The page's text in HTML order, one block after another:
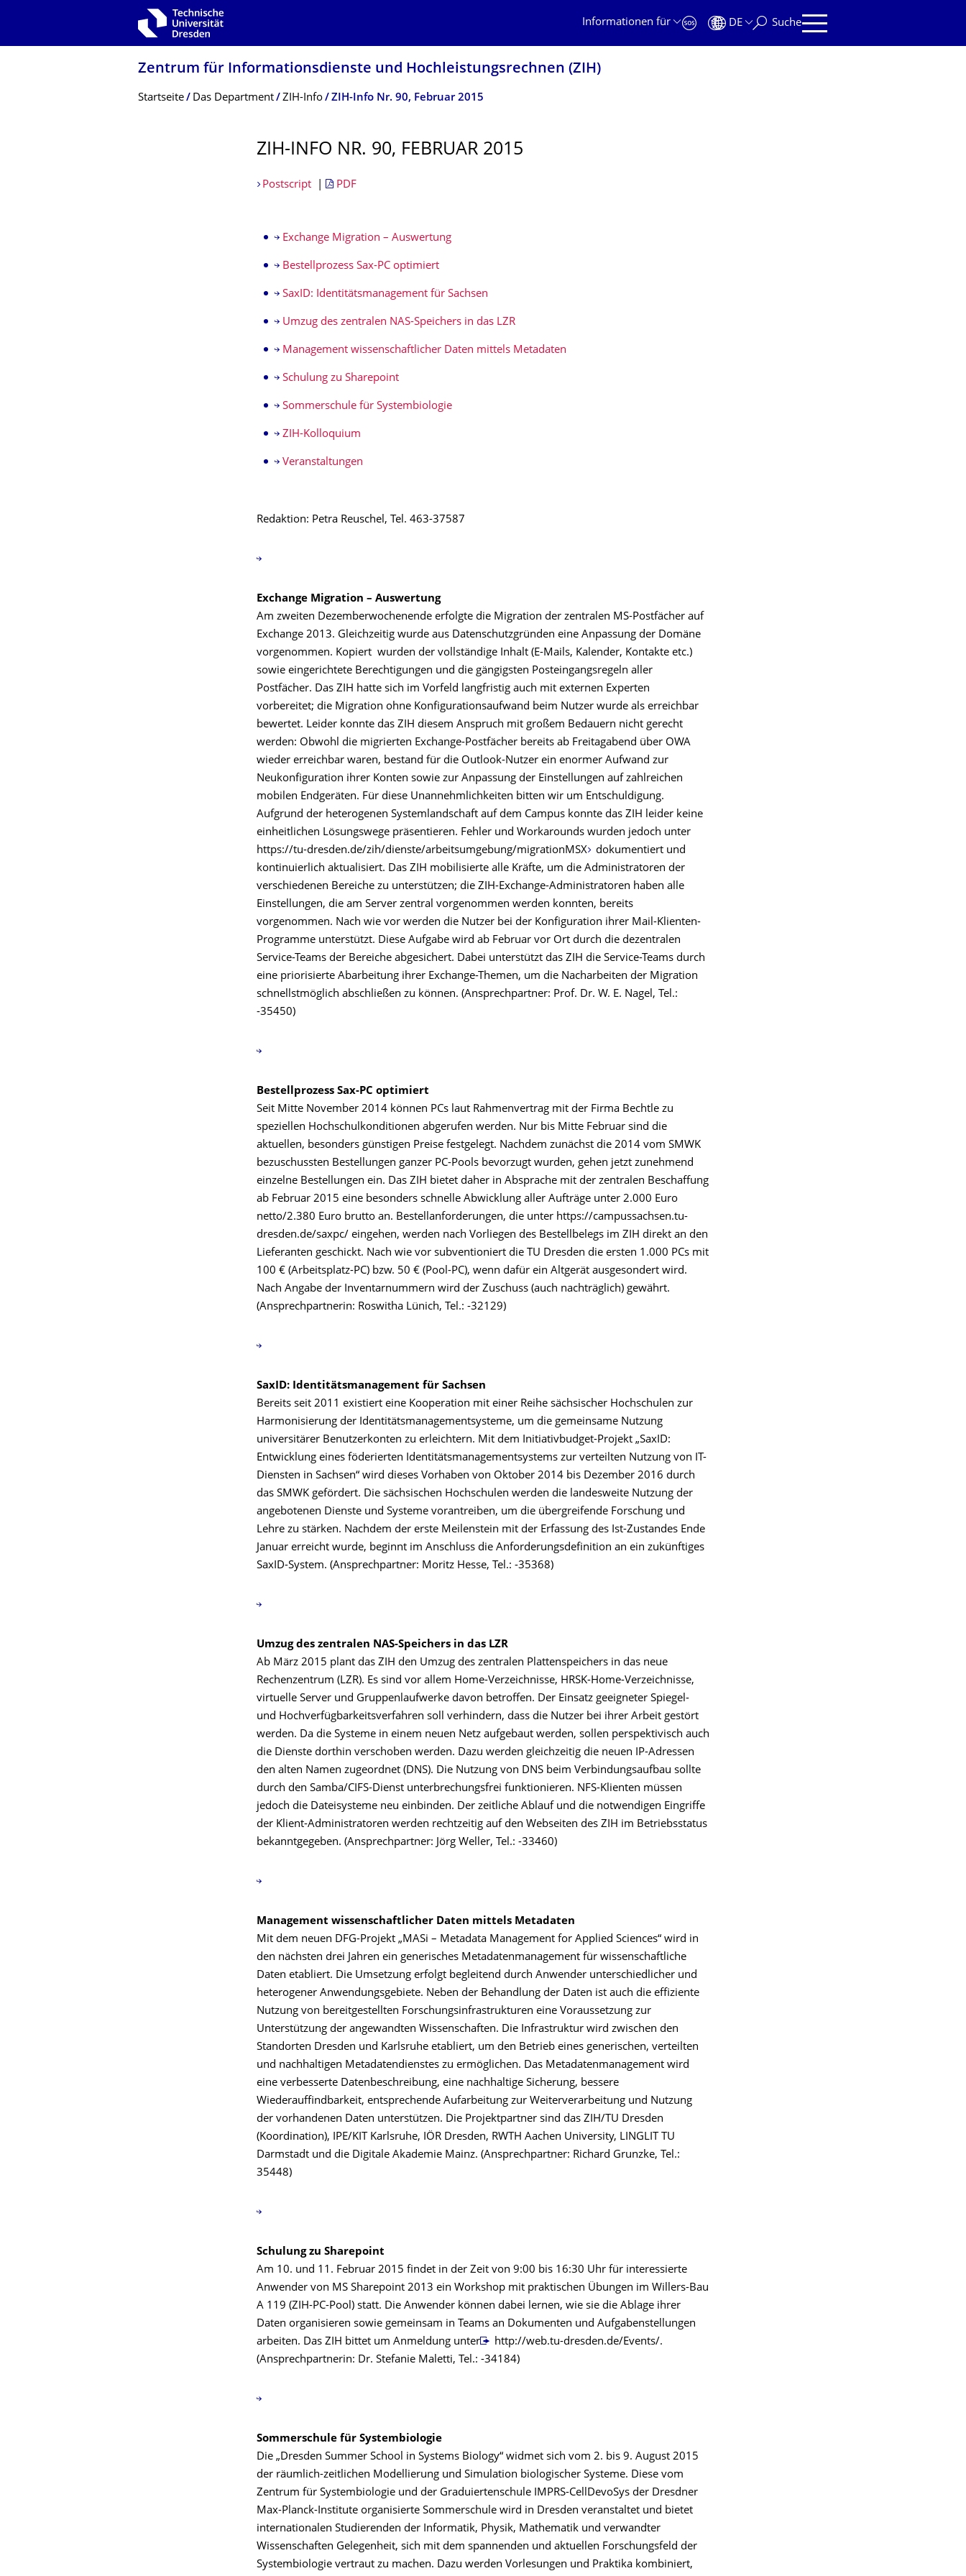
Zur Hauptnavigation springen
Informationen für
DE Suche
Zentrum für Informations­dienste und Hochleistungs­rechnen (ZIH)
Breadcrumb-Menü
Startseite Das Department ZIH-Info ZIH-Info Nr. 90, Februar 2015
ZIH-INFO NR. 90, FEBRUAR 2015
Postscript| PDF
Exchange Migration – Auswertung
Bestellprozess Sax-PC optimiert
SaxID: Identitätsmanagement für Sachsen
Umzug des zentralen NAS-Speichers in das LZR
Management wissenschaftlicher Daten mittels Metadaten
Schulung zu Sharepoint
Sommerschule für Systembiologie
ZIH-Kolloquium
Veranstaltungen
Redaktion: Petra Reuschel, Tel. 463-37587
Exchange Migration – Auswertung
Am zweiten Dezemberwochenende erfolgte die Migration der zentralen MS-Postfächer auf
Exchange 2013. Gleichzeitig wurde aus Datenschutzgründen eine Anpassung der Domäne
vorgenommen. Kopiert wurden der vollständige Inhalt (E-Mails, Kalender, Kontakte etc.)
sowie eingerichtete Berechtigungen und die gängigsten Posteingangsregeln aller
Postfächer. Das ZIH hatte sich im Vorfeld langfristig auch mit externen Experten
vorbereitet; die Migration ohne Konfigurationsaufwand beim Nutzer wurde als erreichbar
bewertet. Leider konnte das ZIH diesem Anspruch mit großem Bedauern nicht gerecht
werden: Obwohl die migrierten Exchange-Postfächer bereits ab Freitagabend über OWA
wieder erreichbar waren, bestand für die Outlook-Nutzer ein enormer Aufwand zur
Neukonfiguration ihrer Konten sowie zur Anpassung der Einstellungen auf zahlreichen
mobilen Endgeräten. Für diese Unannehmlichkeiten bitten wir um Entschuldigung.
Aufgrund der heterogenen Systemlandschaft auf dem Campus konnte das ZIH leider keine
einheitlichen Lösungswege präsentieren. Fehler und Workarounds wurden jedoch unter
https://tu-dresden.de/zih/dienste/arbeitsumgebung/migrationMSX
dokumentiert und
kontinuierlich aktualisiert. Das ZIH mobilisierte alle Kräfte, um die Administratoren der
verschiedenen Bereiche zu unterstützen; die ZIH-Exchange-Administratoren haben alle
Einstellungen, die am Server zentral vorgenommen werden konnten, bereits
vorgenommen. Nach wie vor werden die Nutzer bei der Konfiguration ihrer Mail-Klienten-
Programme unterstützt. Diese Aufgabe wird ab Februar vor Ort durch die dezentralen
Service-Teams der Bereiche abgesichert. Dabei unterstützt das ZIH die Service-Teams durch
eine priorisierte Abarbeitung ihrer Exchange-Themen, um die Nacharbeiten der Migration
schnellstmöglich abschließen zu können. (Ansprechpartner: Prof. Dr. W. E. Nagel, Tel.:
-35450)
Bestellprozess Sax-PC optimiert
Seit Mitte November 2014 können PCs laut Rahmenvertrag mit der Firma Bechtle zu
speziellen Hochschulkonditionen abgerufen werden. Nur bis Mitte Februar sind die
aktuellen, besonders günstigen Preise festgelegt. Nachdem zunächst die 2014 vom SMWK
bezuschussten Bestellungen ganzer PC-Pools bevorzugt wurden, gehen jetzt zunehmend
einzelne Bestellungen ein. Das ZIH bietet daher in Absprache mit der zentralen Beschaffung
ab Februar 2015 eine besonders schnelle Abwicklung aller Aufträge unter 2.000 Euro
netto/2.380 Euro brutto an. Bestellanforderungen, die unter https://campussachsen.tu-
dresden.de/saxpc/ eingehen, werden nach Vorliegen des Bestellbelegs im ZIH direkt an den
Lieferanten geschickt. Nach wie vor subventioniert die TU Dresden die ersten 1.000 PCs mit
100 € (Arbeitsplatz-PC) bzw. 50 € (Pool-PC), wenn dafür ein Altgerät ausgesondert wird.
Nach Angabe der Inventarnummern wird der Zuschuss (auch nachträglich) gewährt.
(Ansprechpartnerin: Roswitha Lünich, Tel.: -32129)
SaxID: Identitätsmanagement für Sachsen
Bereits seit 2011 existiert eine Kooperation mit einer Reihe sächsischer Hochschulen zur
Harmonisierung der Identitätsmanagementsysteme, um die gemeinsame Nutzung
universitärer Benutzerkonten zu erleichtern. Mit dem Initiativbudget-Projekt „SaxID:
Entwicklung eines föderierten Identitätsmanagementsystems zur verteilten Nutzung von IT-
Diensten in Sachsen“ wird dieses Vorhaben von Oktober 2014 bis Dezember 2016 durch
das SMWK gefördert. Die sächsischen Hochschulen werden die landesweite Nutzung der
angebotenen Dienste und Systeme vorantreiben, um die übergreifende Forschung und
Lehre zu stärken. Nachdem der erste Meilenstein mit der Erfassung des Ist-Zustandes Ende
Januar erreicht wurde, beginnt im Anschluss die Anforderungsdefinition an ein zukünftiges
SaxID-System. (Ansprechpartner: Moritz Hesse, Tel.: -35368)
Umzug des zentralen NAS-Speichers in das LZR
Ab März 2015 plant das ZIH den Umzug des zentralen Plattenspeichers in das neue
Rechenzentrum (LZR). Es sind vor allem Home-Verzeichnisse, HRSK-Home-Verzeichnisse,
virtuelle Server und Gruppenlaufwerke davon betroffen. Der Einsatz geeigneter Spiegel-
und Hochverfügbarkeitsverfahren soll verhindern, dass die Nutzer bei ihrer Arbeit gestört
werden. Da die Systeme in einem neuen Netz aufgebaut werden, sollen perspektivisch auch
die Dienste dorthin verschoben werden. Dazu werden gleichzeitig die neuen IP-Adressen
den alten Namen zugeordnet (DNS). Die Nutzung von DNS beim Verbindungsaufbau sollte
durch den Samba/CIFS-Dienst unterbrechungsfrei funktionieren. NFS-Klienten müssen
jedoch die Dateisysteme neu einbinden. Der zeitliche Ablauf und die notwendigen Eingriffe
der Klient-Administratoren werden rechtzeitig auf den Webseiten des ZIH im Betriebsstatus
bekanntgegeben. (Ansprechpartner: Jörg Weller, Tel.: -33460)
Management wissenschaftlicher Daten mittels Metadaten
Mit dem neuen DFG-Projekt „MASi – Metadata Management for Applied Sciences“ wird in
den nächsten drei Jahren ein generisches Metadatenmanagement für wissenschaftliche
Daten etabliert. Die Umsetzung erfolgt begleitend durch Anwender unterschiedlicher und
heterogener Anwendungsgebiete. Neben der Behandlung der Daten ist auch die effiziente
Nutzung von bereitgestellten Forschungsinfrastrukturen eine Voraussetzung zur
Unterstützung der angewandten Wissenschaften. Die Infrastruktur wird zwischen den
Standorten Dresden und Karlsruhe etabliert, um den Betrieb eines generischen, verteilten
und nachhaltigen Metadatendienstes zu ermöglichen. Das Metadatenmanagement wird
eine verbesserte Datenbeschreibung, eine nachhaltige Sicherung, bessere
Wiederauffindbarkeit, entsprechende Aufarbeitung zur Weiterverarbeitung und Nutzung
der vorhandenen Daten unterstützen. Die Projektpartner sind das ZIH/TU Dresden
(Koordination), IPE/KIT Karlsruhe, IÖR Dresden, RWTH Aachen University, LINGLIT TU
Darmstadt und die Digitale Akademie Mainz. (Ansprechpartner: Richard Grunzke, Tel.:
35448)
Schulung zu Sharepoint
Am 10. und 11. Februar 2015 findet in der Zeit von 9:00 bis 16:30 Uhr für interessierte
Anwender von MS Sharepoint 2013 ein Workshop mit praktischen Übungen im Willers-Bau
A 119 (ZIH-PC-Pool) statt. Die Anwender können dabei lernen, wie sie die Ablage ihrer
Daten organisieren sowie gemeinsam in Teams an Dokumenten und Aufgabenstellungen
arbeiten. Das ZIH bittet um Anmeldung unter
http://web.tu-dresden.de/Events/.
(Ansprechpartnerin: Dr. Stefanie Maletti, Tel.: -34184)
Sommerschule für Systembiologie
Die „Dresden Summer School in Systems Biology“ widmet sich vom 2. bis 9. August 2015
der räumlich-zeitlichen Modellierung und Simulation biologischer Systeme. Diese vom
Zentrum für Systembiologie und der Graduiertenschule IMPRS-CellDevoSys der Dresdner
Max-Planck-Institute organisierte Sommerschule wird in Dresden veranstaltet und bietet
internationalen Studierenden der Informatik, Physik, Mathematik und verwandter
Wissenschaften Gelegenheit, sich mit dem spannenden und aktuellen Forschungsfeld der
Systembiologie vertraut zu machen. Dazu werden Vorlesungen und Praktika kombiniert,